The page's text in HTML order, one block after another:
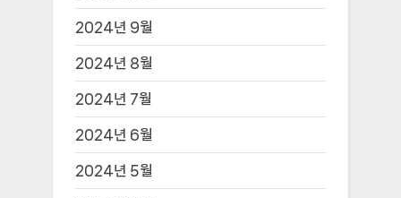
2024년 9월
2024년 8월
2024년 7월
2024년 6월
2024년 5월